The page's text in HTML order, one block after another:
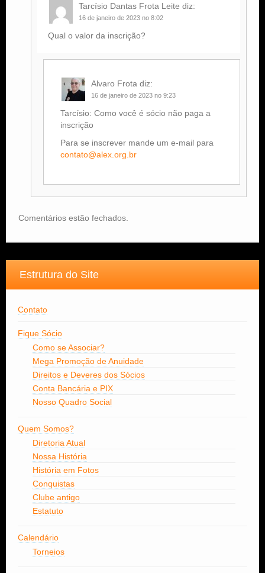
Tarcísio Dantas Frota Leite diz:
16 de janeiro de 2023 no 8:02
Qual o valor da inscrição?
Alvaro Frota diz:
16 de janeiro de 2023 no 9:23
Tarcísio: Como você é sócio não paga a
inscrição
Para se inscrever mande um e-mail para
contato@alex.org.br
Comentários estão fechados.
Estrutura do Site
Contato
Fique Sócio
Como se Associar?
Mega Promoção de Anuidade
Direitos e Deveres dos Sócios
Conta Bancária e PIX
Nosso Quadro Social
Quem Somos?
Diretoria Atual
Nossa História
História em Fotos
Conquistas
Clube antigo
Estatuto
Calendário
Torneios